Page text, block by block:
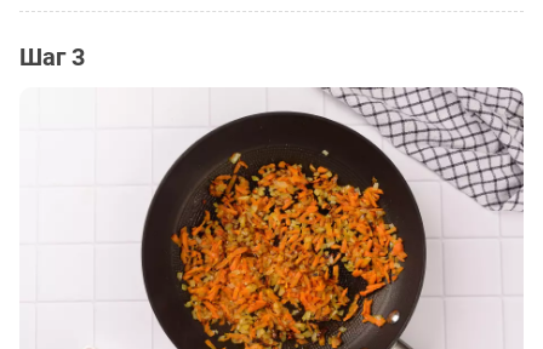
Шаг 3